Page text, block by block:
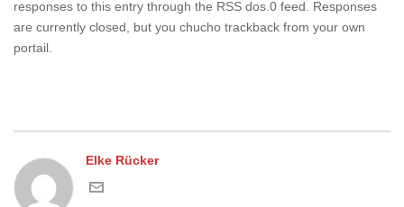
responses to this entry through the RSS dos.0 feed. Responses
are currently closed, but you chucho trackback from your own
portail.
Elke Rücker